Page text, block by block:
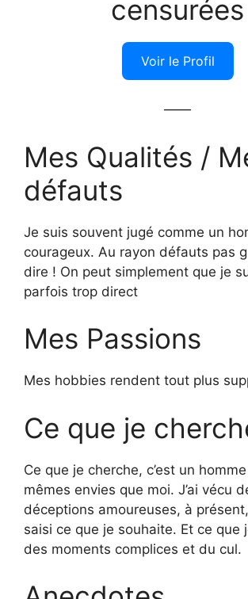
censurées
Voir le Profil
——
Mes Qualités /
défauts
Je suis souvent jugé comme un
courageux. Au rayon défauts pas
dire ! On peut simplement que je
parfois trop direct
Mes Passions
Mes hobbies rendent tout plus
Ce que je
Ce que je cherche, c’est un
mêmes envies que moi. J’ai vécu
déceptions amoureuses, à présent,
saisi ce que je souhaite. Et ce que
des moments complices et du cul.